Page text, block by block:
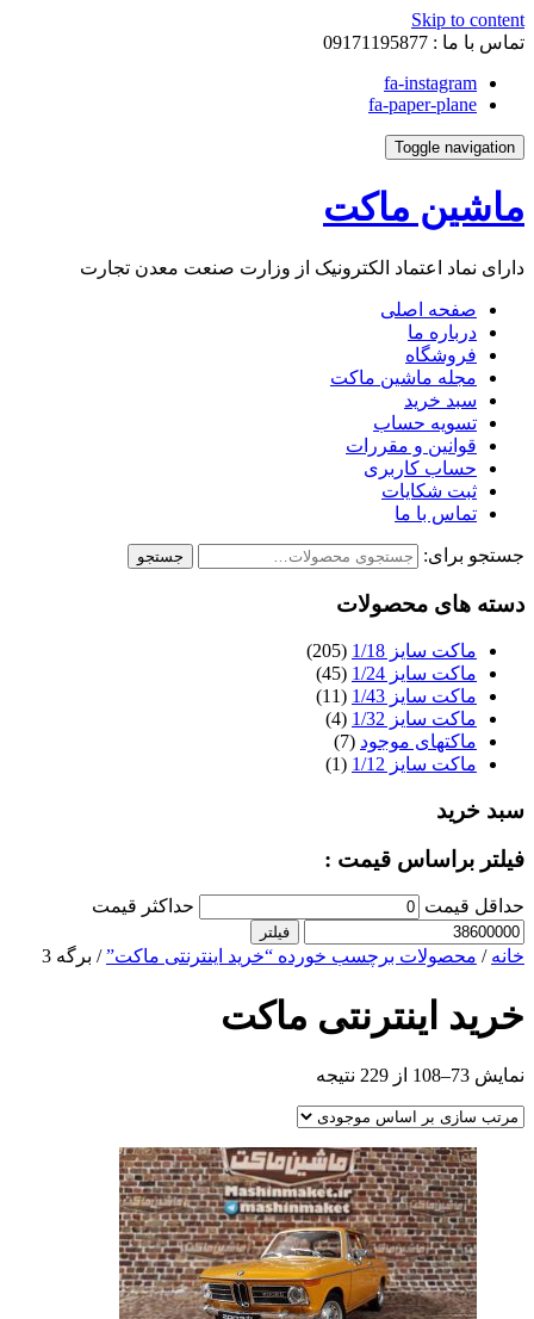
Skip to content
تماس با ما : 09171195877
fa-instagram
fa-paper-plane
Toggle navigation
ماشین ماکت
دارای نماد اعتماد الکترونیک از وزارت صنعت معدن تجارت
صفحه اصلی
درباره ما
فروشگاه
مجله ماشین ماکت
سبد خرید
تسویه حساب
قوانین و مقررات
حساب کاربری
ثبت شکایات
تماس با ما
جستجو برای: جستجو
دسته های محصولات
ماکت سایز 1/18
(205)
ماکت سایز 1/24
(45)
ماکت سایز 1/43
(11)
ماکت سایز 1/32
(4)
ماکتهای موجود (7)
ماکت سایز 1/12
(1)
سبد خرید
فیلتر براساس قیمت :
حداقل قیمت حداکثر قیمت
فیلتر
خانه / محصولات برچسب خورده “خرید اینترنتی ماکت”/ برگه 3
خرید اینترنتی ماکت
نمایش 73–108 از 229 نتیجه